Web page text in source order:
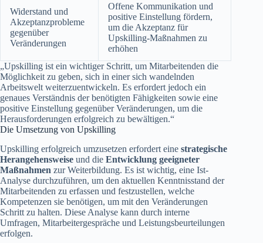
Widerstand und
Akzeptanzprobleme
gegenüber
Veränderungen
Offene Kommunikation und
positive Einstellung fördern,
um die Akzeptanz für
Upskilling-Maßnahmen zu
erhöhen
„Upskilling ist ein wichtiger Schritt, um Mitarbeitenden die
Möglichkeit zu geben, sich in einer sich wandelnden
Arbeitswelt weiterzuentwickeln. Es erfordert jedoch ein
genaues Verständnis der benötigten Fähigkeiten sowie eine
positive Einstellung gegenüber Veränderungen, um die
Herausforderungen erfolgreich zu bewältigen.“
Die Umsetzung von Upskilling
Upskilling erfolgreich umzusetzen erfordert eine strategische
Herangehensweise und die Entwicklung geeigneter
Maßnahmen zur Weiterbildung. Es ist wichtig, eine Ist-
Analyse durchzuführen, um den aktuellen Kenntnisstand der
Mitarbeitenden zu erfassen und festzustellen, welche
Kompetenzen sie benötigen, um mit den Veränderungen
Schritt zu halten. Diese Analyse kann durch interne
Umfragen, Mitarbeitergespräche und Leistungsbeurteilungen
erfolgen.